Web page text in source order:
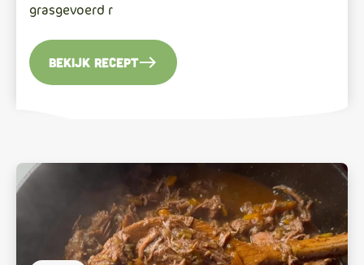
grasgevoerd r
Bekijk recepteast